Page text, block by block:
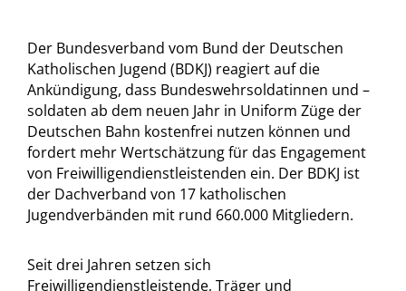
Der Bundesverband vom Bund der Deutschen
Katholischen Jugend (BDKJ) reagiert auf die
Ankündigung, dass Bundeswehrsoldatinnen und –
soldaten ab dem neuen Jahr in Uniform Züge der
Deutschen Bahn kostenfrei nutzen können und
fordert mehr Wertschätzung für das Engagement
von Freiwilligendienstleistenden ein. Der BDKJ ist
der Dachverband von 17 katholischen
Jugendverbänden mit rund 660.000 Mitgliedern.
Seit drei Jahren setzen sich
Freiwilligendienstleistende, Träger und